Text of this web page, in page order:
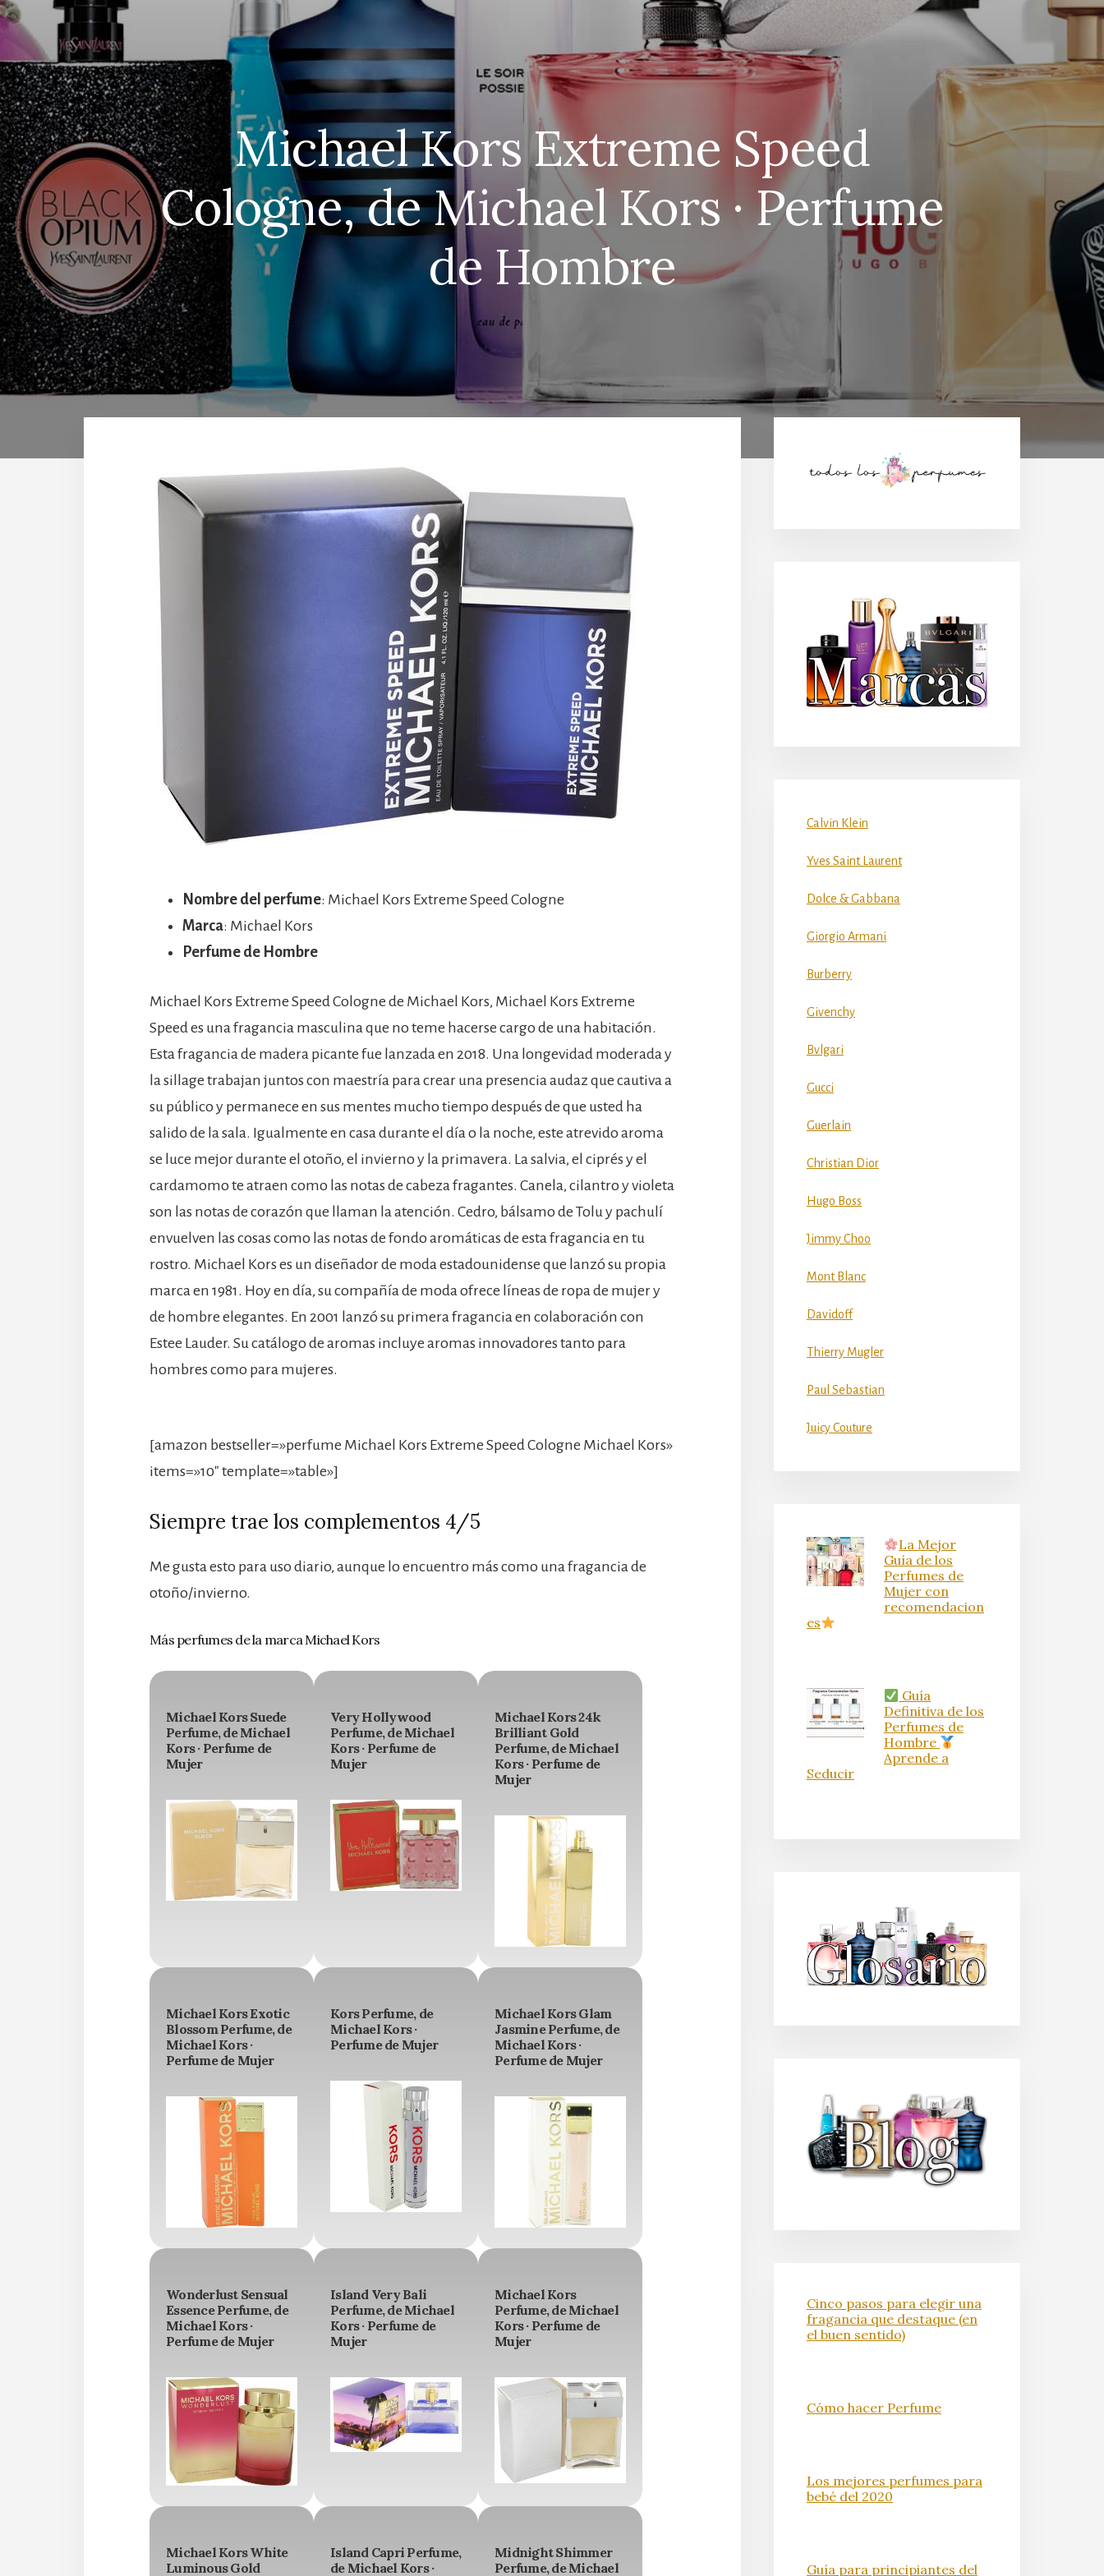
Michael Kors Extreme Speed
Cologne, de Michael Kors · Perfume
de Hombre
Nombre del perfume: Michael Kors Extreme Speed Cologne
Marca: Michael Kors
Perfume de Hombre
Michael Kors Extreme Speed Cologne de Michael Kors, Michael Kors Extreme
Speed es una fragancia masculina que no teme hacerse cargo de una habitación.
Esta fragancia de madera picante fue lanzada en 2018. Una longevidad moderada y
la sillage trabajan juntos con maestría para crear una presencia audaz que cautiva a
su público y permanece en sus mentes mucho tiempo después de que usted ha
salido de la sala. Igualmente en casa durante el día o la noche, este atrevido aroma
se luce mejor durante el otoño, el invierno y la primavera. La salvia, el ciprés y el
cardamomo te atraen como las notas de cabeza fragantes. Canela, cilantro y violeta
son las notas de corazón que llaman la atención. Cedro, bálsamo de Tolu y pachulí
envuelven las cosas como las notas de fondo aromáticas de esta fragancia en tu
rostro. Michael Kors es un diseñador de moda estadounidense que lanzó su propia
marca en 1981. Hoy en día, su compañía de moda ofrece líneas de ropa de mujer y
de hombre elegantes. En 2001 lanzó su primera fragancia en colaboración con
Estee Lauder. Su catálogo de aromas incluye aromas innovadores tanto para
hombres como para mujeres.
[amazon bestseller=»perfume Michael Kors Extreme Speed Cologne Michael Kors»
items=»10″ template=»table»]
Siempre trae los complementos 4/5
Me gusta esto para uso diario, aunque lo encuentro más como una fragancia de
otoño/invierno.
Más perfumes de la marca Michael Kors
Michael Kors Suede
Perfume, de Michael
Kors · Perfume de
Mujer
Very Hollywood
Perfume, de Michael
Kors · Perfume de
Mujer
Michael Kors 24k
Brilliant Gold
Perfume, de Michael
Kors · Perfume de
Mujer
Michael Kors Exotic
Blossom Perfume, de
Michael Kors ·
Perfume de Mujer
Kors Perfume, de
Michael Kors ·
Perfume de Mujer
Michael Kors Glam
Jasmine Perfume, de
Michael Kors ·
Perfume de Mujer
Wonderlust Sensual
Essence Perfume, de
Michael Kors ·
Perfume de Mujer
Island Very Bali
Perfume, de Michael
Kors · Perfume de
Mujer
Michael Kors
Perfume, de Michael
Kors · Perfume de
Mujer
Michael Kors White
Luminous Gold
Island Capri Perfume,
de Michael Kors ·
Midnight Shimmer
Perfume, de Michael
lateral
Calvin Klein
Yves Saint Laurent
Dolce & Gabbana
Giorgio Armani
Burberry
Givenchy
Bvlgari
Gucci
Guerlain
Christian Dior
Hugo Boss
Jimmy Choo
Mont Blanc
Davidoff
Thierry Mugler
Paul Sebastian
Juicy Couture
La Mejor
Guía de los
Perfumes de
Mujer con
recomendacion
es
Guía
Definitiva de los
Perfumes de
Hombre
Aprende a
Seducir
Cinco pasos para elegir una
fragancia que destaque (en
el buen sentido)
Cómo hacer Perfume
Los mejores perfumes para
bebé del 2020
Guía para principiantes del